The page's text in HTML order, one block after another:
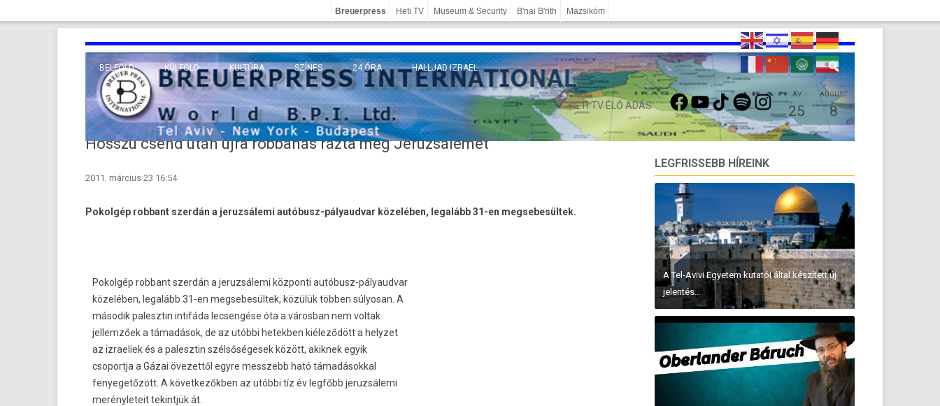
Breuerpress Heti TV Museum & Security B'nai B'rith Mazsiköm
BELFÖLD KÜLFÖLD
EURÓPA
KÖZEL-KELET
TÁVOL-KELET
TENGERENTÚL
KULTÚRA
TUDOMÁNY
VALLÁS
SZÍNES 24 ÓRA HALLJAD IZRAEL
HETI TV ÉLŐ ADÁS
FACEBOOKYOUTUBETIKTOKSPOTIFYINSTAGRAMÁV
25
AUGUST
8
Hosszú csend után újra robbanás rázta meg Jeruzsálemet
2011. március 23 16:54
Pokol­gép rob­bant szerdán a jeruz­sálemi autóbusz-pályaudvar közelében, legalább 31-en meg­sebesül­tek.
Pokol­gép rob­bant szerdán a jeruz­sálemi köz­ponti autóbusz-pályaudvar
közelében, legalább 31-en meg­sebesül­tek, közülük többen súlyosan. A
második palesztin intifáda lec­sengése óta a város­ban nem vol­tak
jel­lemzőek a támadások, de az utóbbi hetekb­en kiéleződött a helyzet
az iz­raeliek és a palesztin szélsőségesek között, akik­nek egyik
csoportja a Gázai övezet­től egyre messzebb ható támadásokk­al
fenyegetőzött. A követ­kezőkb­en az utóbbi tíz év legfőbb jeruz­sálemi
merényleteit tekintjük át.
LEGFRISSEBB HÍREINK
A Tel-Avivi Egyetem kutatói által készített új
jelentés...